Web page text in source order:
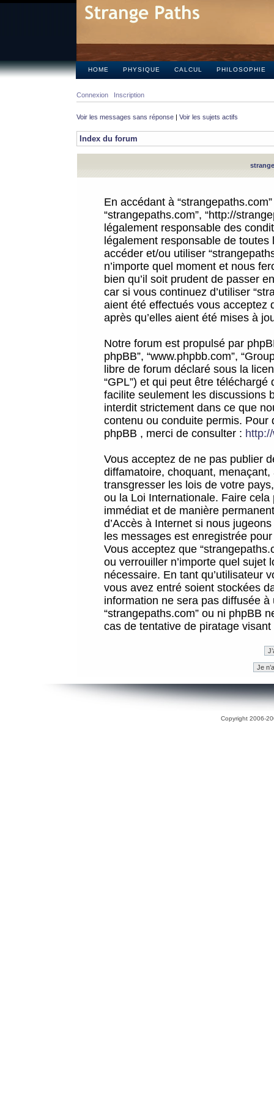
HOME PHYSIQUE CALCUL PHILOSOPHIE
Connexion Inscription
Voir les messages sans réponse | Voir les sujets actifs
Index du forum
En accédant à
“strangepaths.com”, “http://
légalement responsable des
légalement responsable de
accéder et/ou utiliser
n’importe quel moment et nous
bien qu’il soit prudent de passer
car si vous continuez d’utiliser
aient été effectués vous acceptez
après qu’elles aient été mises à
Notre forum est propulsé par
phpBB”, “www.phpbb.com”,
libre de forum déclaré sous la
“GPL”) et qui peut être téléchargé
facilite seulement les discussions
interdit strictement dans ce que
contenu ou conduite permis.
phpBB , merci de consulter :
Vous acceptez de ne pas publier
diffamatoire, choquant,
transgresser les lois de votre
ou la Loi Internationale. Faire
immédiat et de manière
d’Accès à Internet si nous
les messages est enregistrée
Vous acceptez que
ou verrouiller n’importe quel sujet
nécessaire. En tant qu’utilisateur
vous avez entré soient stockées
information ne sera pas diffusée
“strangepaths.com” ou ni phpBB
cas de tentative de piratage
Copyright 2006-